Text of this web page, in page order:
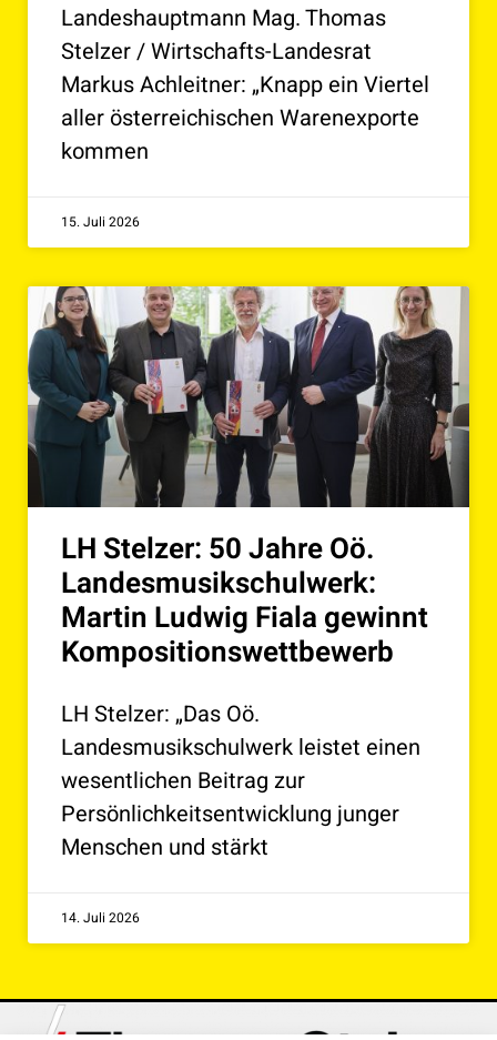
Landeshauptmann Mag. Thomas
Stelzer / Wirtschafts-Landesrat
Markus Achleitner: „Knapp ein Viertel
aller österreichischen Warenexporte
kommen
15. Juli 2026
LH Stelzer: 50 Jahre Oö.
Landesmusikschulwerk:
Martin Ludwig Fiala gewinnt
Kompositionswettbewerb
LH Stelzer: „Das Oö.
Landesmusikschulwerk leistet einen
wesentlichen Beitrag zur
Persönlichkeitsentwicklung junger
Menschen und stärkt
14. Juli 2026